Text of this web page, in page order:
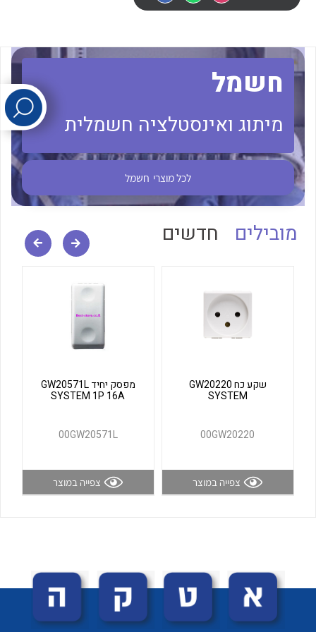
לכל מוצרי היצרן לכל מוצרי היצרן
לכל מוצרי היצרן לכל מוצרי היצרן
חשמל
מיתוג ואינסטלציה חשמלית
לכל מוצרי חשמל
מובילים חדשים
שקע כח GW20220
SYSTEM
00GW20220
צפייה במוצר
מפסק יחיד GW20571L
SYSTEM 1P 16A
00GW20571L
צפייה במוצר